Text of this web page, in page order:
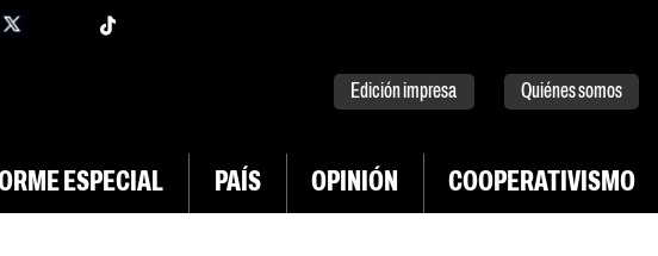
facebook
Edición impresa Quiénes somos
ESPECIAL PAÍS OPINIÓN COOPERATIVISMO